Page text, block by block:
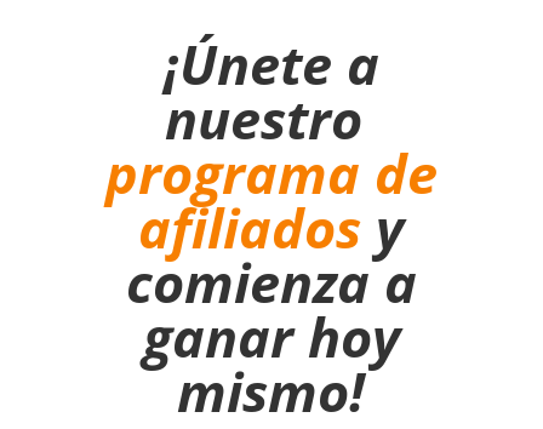
¡Únete a
nuestro
programa de
afiliados y
comienza a
ganar hoy
mismo!